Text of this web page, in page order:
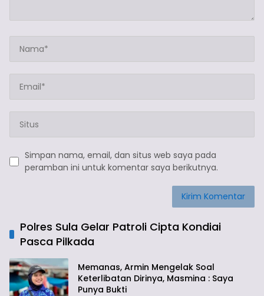
Simpan nama, email, dan situs web saya pada
peramban ini untuk komentar saya berikutnya.
Polres Sula Gelar Patroli Cipta Kondiai
Pasca Pilkada
Memanas, Armin Mengelak Soal
Keterlibatan Dirinya, Masmina : Saya
Punya Bukti